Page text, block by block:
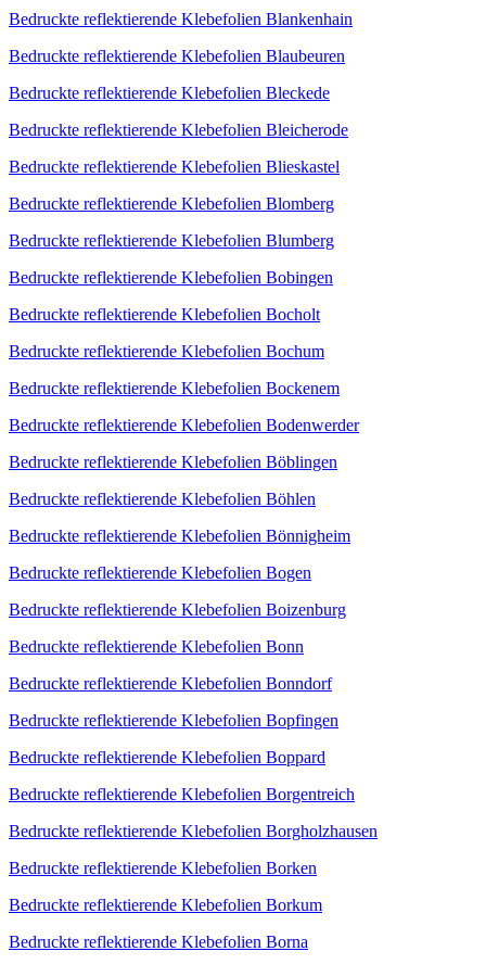
Bedruckte reflektierende Klebefolien Blankenhain
Bedruckte reflektierende Klebefolien Blaubeuren
Bedruckte reflektierende Klebefolien Bleckede
Bedruckte reflektierende Klebefolien Bleicherode
Bedruckte reflektierende Klebefolien Blieskastel
Bedruckte reflektierende Klebefolien Blomberg
Bedruckte reflektierende Klebefolien Blumberg
Bedruckte reflektierende Klebefolien Bobingen
Bedruckte reflektierende Klebefolien Bocholt
Bedruckte reflektierende Klebefolien Bochum
Bedruckte reflektierende Klebefolien Bockenem
Bedruckte reflektierende Klebefolien Bodenwerder
Bedruckte reflektierende Klebefolien Böblingen
Bedruckte reflektierende Klebefolien Böhlen
Bedruckte reflektierende Klebefolien Bönnigheim
Bedruckte reflektierende Klebefolien Bogen
Bedruckte reflektierende Klebefolien Boizenburg
Bedruckte reflektierende Klebefolien Bonn
Bedruckte reflektierende Klebefolien Bonndorf
Bedruckte reflektierende Klebefolien Bopfingen
Bedruckte reflektierende Klebefolien Boppard
Bedruckte reflektierende Klebefolien Borgentreich
Bedruckte reflektierende Klebefolien Borgholzhausen
Bedruckte reflektierende Klebefolien Borken
Bedruckte reflektierende Klebefolien Borkum
Bedruckte reflektierende Klebefolien Borna